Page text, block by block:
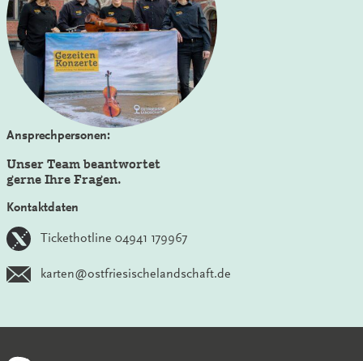
Ansprechpersonen:
Unser Team beantwortet
gerne Ihre Fragen.
Kontaktdaten
Tickethotline 04941 179967
karten@ostfriesischelandschaft.de